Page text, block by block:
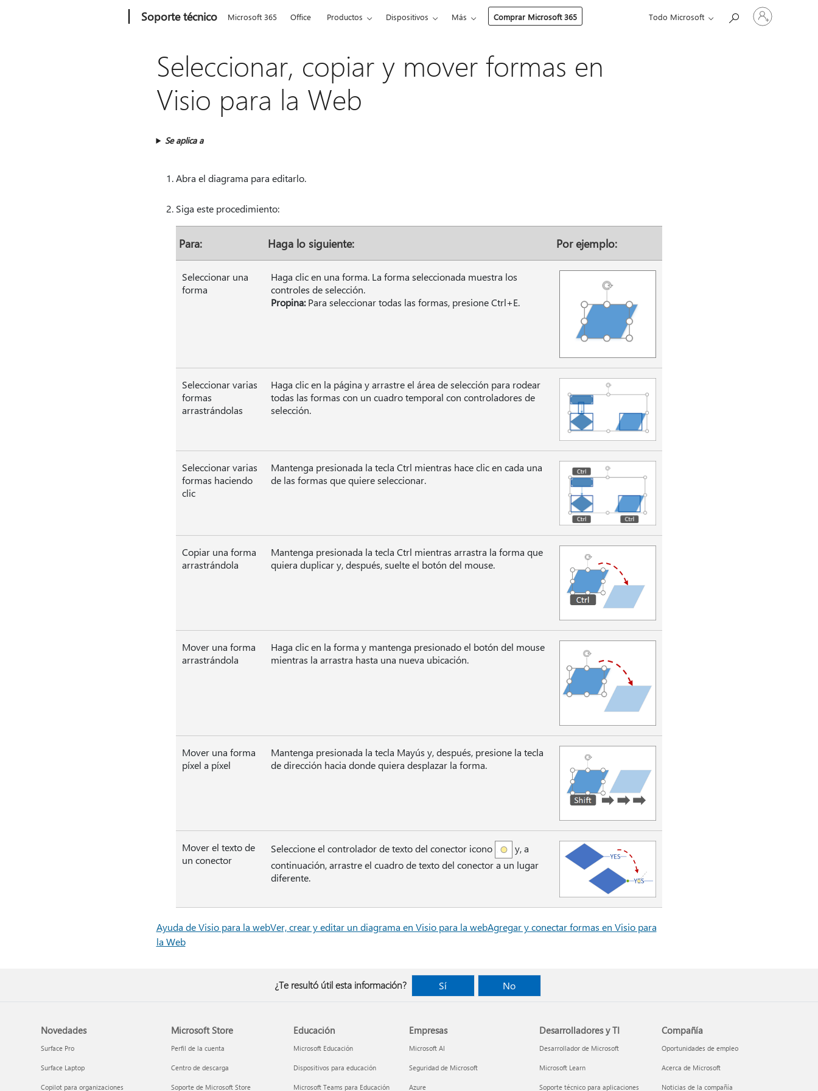
Soporte técnico Microsoft 365 Office Productos Dispositivos Más Comprar Microsoft 365 Todo Microsoft
Iniciar
sesión
Seleccionar, copiar y mover formas en
Visio para la Web
Se aplica a
Abra el diagrama para editarlo.
Siga este procedimiento:
Para: Haga lo siguiente: Por ejemplo:
Seleccionar una
forma
Haga clic en una forma. La forma seleccionada muestra los
controles de selección.
Propina:Para seleccionar todas las formas, presione Ctrl+E.
Seleccionar varias
formas
arrastrándolas
Haga clic en la página y arrastre el área de selección para rodear
todas las formas con un cuadro temporal con controladores de
selección.
Seleccionar varias
formas haciendo
clic
Mantenga presionada la tecla Ctrl mientras hace clic en cada una
de las formas que quiere seleccionar.
Copiar una forma
arrastrándola
Mantenga presionada la tecla Ctrl mientras arrastra la forma que
quiera duplicar y, después, suelte el botón del mouse.
Mover una forma
arrastrándola
Haga clic en la forma y mantenga presionado el botón del mouse
mientras la arrastra hasta una nueva ubicación.
Mover una forma
píxel a píxel
Mantenga presionada la tecla Mayús y, después, presione la tecla
de dirección hacia donde quiera desplazar la forma.
Mover el texto de
un conector
Seleccione el controlador de texto del conector icono
y, a
continuación, arrastre el cuadro de texto del conector a un lugar
diferente.
Ayuda de Visio para la webVer, crear y editar un diagrama en Visio para la webAgregar y conectar formas en Visio para
la Web
¿Te resultó útil esta información? Sí No
Novedades
Surface Pro
Surface Laptop
Copilot para organizaciones
Microsoft Store
Perfil de la cuenta
Centro de descarga
Soporte de Microsoft Store
Educación
Microsoft Educación
Dispositivos para educación
Microsoft Teams para Educación
Empresas
Microsoft AI
Seguridad de Microsoft
Azure
Desarrolladores y TI
Desarrollador de Microsoft
Microsoft Learn
Soporte técnico para aplicaciones
Compañía
Oportunidades de empleo
Acerca de Microsoft
Noticias de la compañía